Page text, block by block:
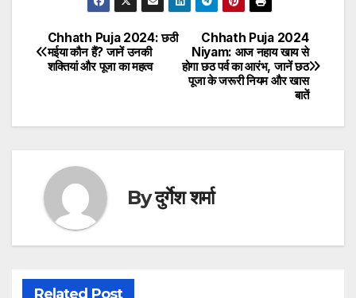
Post
navigation
Chhath Puja 2024
Niyam: आज नहाय खाय से
होगा छठ पर्व का आरंभ, जानें छठ
पूजा के जरूरी नियम और खास
बातें
Chhath Puja 2024: छठी
मईया कौन हैं? जानें उनकी
शक्तियां और पूजा का महत्व
Byदुर्गेश शर्मा
Related Post